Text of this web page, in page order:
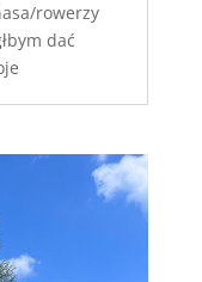
rowerzy
dać